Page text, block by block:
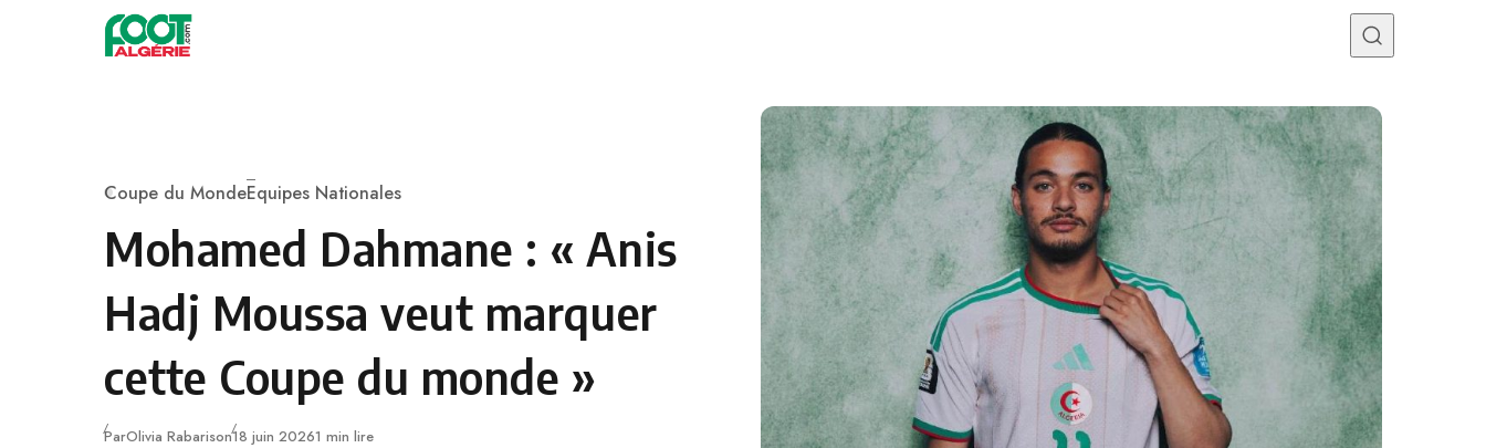
Skip to content
Category
Coupe du MondeEquipes Nationales
Mohamed Dahmane : « Anis
Hadj Moussa veut marquer
cette Coupe du monde »
ParOlivia RabarisonPublié
18 juin 20261 min lire